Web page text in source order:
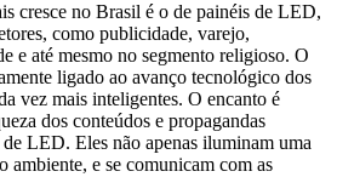
cresce no Brasil é o de painéis de LED,
como publicidade, varejo,
e até mesmo no segmento religioso. O
ligado ao avanço tecnológico dos
vez mais inteligentes. O encanto é
dos conteúdos e propagandas
LED. Eles não apenas iluminam uma
ambiente, e se comunicam com as